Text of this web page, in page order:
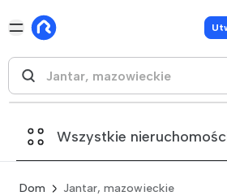
Wszystkie
Dom Jantar, mazowieckie